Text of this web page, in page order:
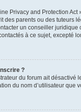
Privacy and Protection
des parents ou des tuteurs
un conseiller
à ce sujet, excepté
?
du forum ait
du nom d’utilisateur que